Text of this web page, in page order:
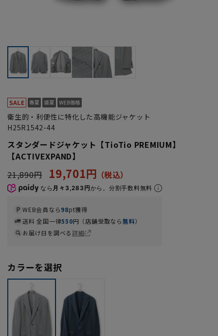
衛生的・利便性に特化した高機能ジャケット
H25R1542-44
スタンダードジャケット【TioTio PREMIUM】
【ACTIVEXPAND】
21,890円
19,701円
なら 月々3,283円から。分割手数料無料
WEB会員なら98pt獲得
送料 全国一律550円（店舗受取なら無料）
お届け日を調べる詳細
カラーを選択